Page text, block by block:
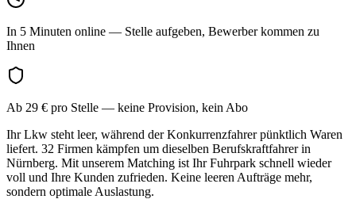
In 5 Minuten online — Stelle aufgeben, Bewerber kommen zu
Ihnen
Ab 29 € pro Stelle — keine Provision, kein Abo
Ihr Lkw steht leer, während der Konkurrenzfahrer pünktlich Waren
liefert. 32 Firmen kämpfen um dieselben Berufskraftfahrer in
Nürnberg. Mit unserem Matching ist Ihr Fuhrpark schnell wieder
voll und Ihre Kunden zufrieden. Keine leeren Aufträge mehr,
sondern optimale Auslastung.